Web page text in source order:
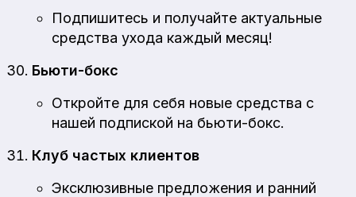
Подпишитесь и получайте актуальные
средства ухода каждый месяц!
Бьюти-бокс
Откройте для себя новые средства с
нашей подпиской на бьюти-бокс.
Клуб частых клиентов
Эксклюзивные предложения и ранний